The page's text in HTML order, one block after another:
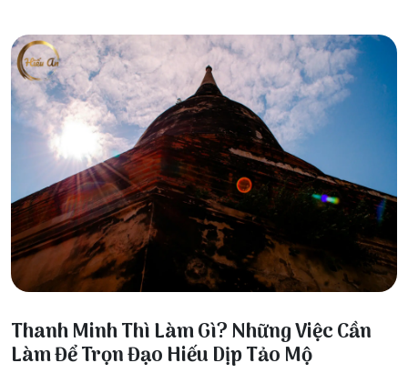
Thanh Minh Thì Làm Gì? Những Việc Cần
Làm Để Trọn Đạo Hiếu Dịp Tảo Mộ